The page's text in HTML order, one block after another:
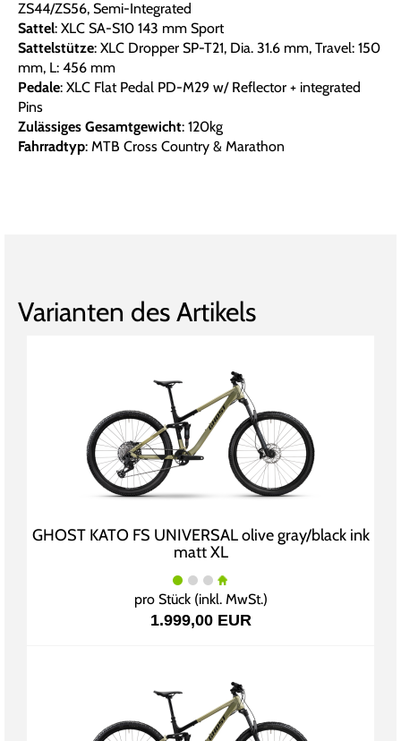
ZS44/ZS56, Semi-Integrated
Sattel: XLC SA-S10 143 mm Sport
Sattelstütze: XLC Dropper SP-T21, Dia. 31.6 mm, Travel: 150
mm, L: 456 mm
Pedale: XLC Flat Pedal PD-M29 w/ Reflector + integrated
Pins
Zulässiges Gesamtgewicht: 120kg
Fahrradtyp: MTB Cross Country & Marathon
Varianten des Artikels
GHOST KATO FS UNIVERSAL olive gray/black ink
matt XL
pro Stück (inkl. MwSt.)
1.999,00 EUR